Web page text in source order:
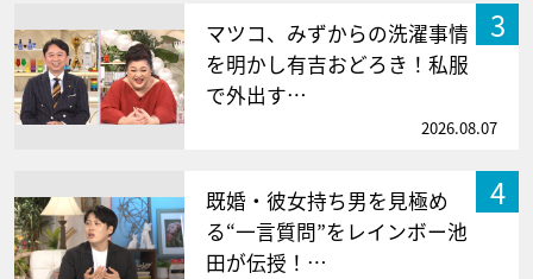
3
マツコ、みずからの洗濯事情
を明かし有吉おどろき！私服
で外出す…
2026.08.07
4
既婚・彼女持ち男を見極め
る“一言質問”をレインボー池
田が伝授！…